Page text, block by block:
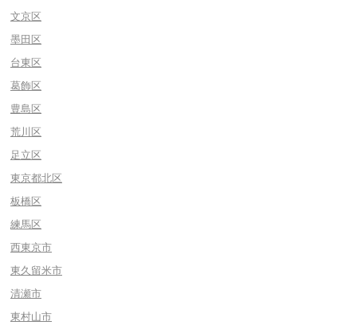
文京区
墨田区
台東区
葛飾区
豊島区
荒川区
足立区
東京都北区
板橋区
練馬区
西東京市
東久留米市
清瀬市
東村山市